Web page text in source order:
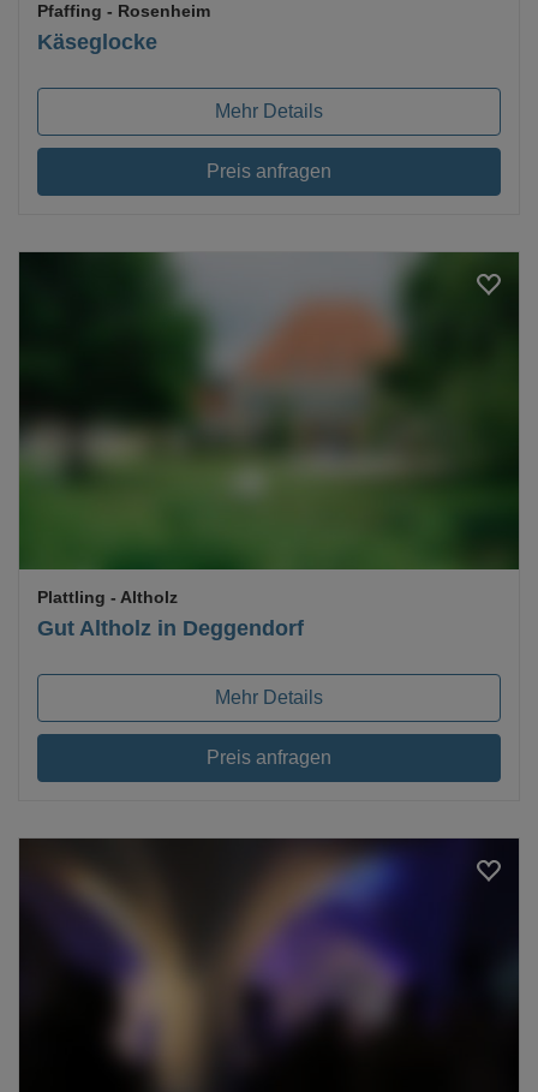
Käseglocke
Pfaffing - Rosenheim
Mehr Details
Preis anfragen
Gut Altholz in Deggendorf
Plattling - Altholz
Mehr Details
Preis anfragen